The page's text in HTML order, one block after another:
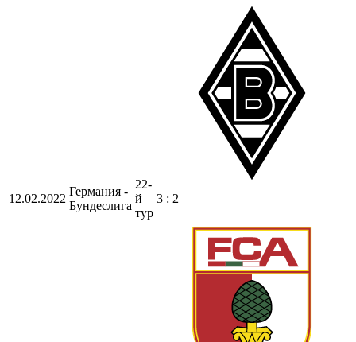
12.02.2022
Германия -
Бундеслига
22-
й
тур
3 : 2